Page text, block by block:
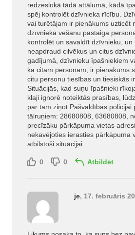
redzeslokā tādā attālumā, kādā
spēj kontrolēt dzīvnieka rīcību.
vai turētājam ir pienākums uzticēt
dzīvnieka vešanu pastaigā
kontrolēt un savaldīt dzīvnieku, un
neapdraud cilvēkus un citus
gadījumā, dzīvnieku īpašniekiem
kā citām personām, ir pienākums
citu personu tiesības un tiesiskās
Situācijās, kad suņu īpašnieki
klaji ignorē noteiktās prasības,
par tām ziņot Pašvaldības policijai
tālruņiem: 28680808, 63680808,
precīzāku pārkāpuma vietas
nekavējoties ierasties pārkāpuma
atbilstoši situācijai.
0 0 Atbildēt
je, 17. februāris